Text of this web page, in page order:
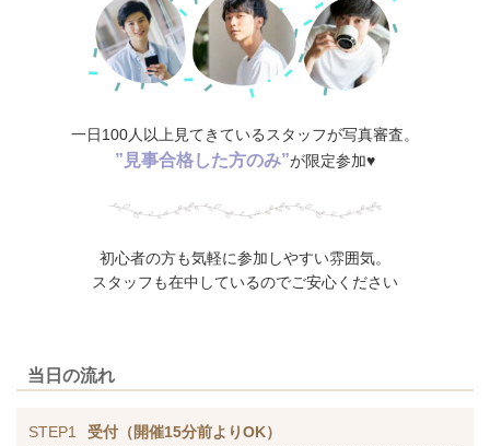
一日100人以上見てきているスタッフが写真審査。
”見事合格した方のみ”が限定参加♥
初心者の方も気軽に参加しやすい雰囲気。
スタッフも在中しているのでご安心ください
当日の流れ
STEP1 受付（開催15分前よりOK）